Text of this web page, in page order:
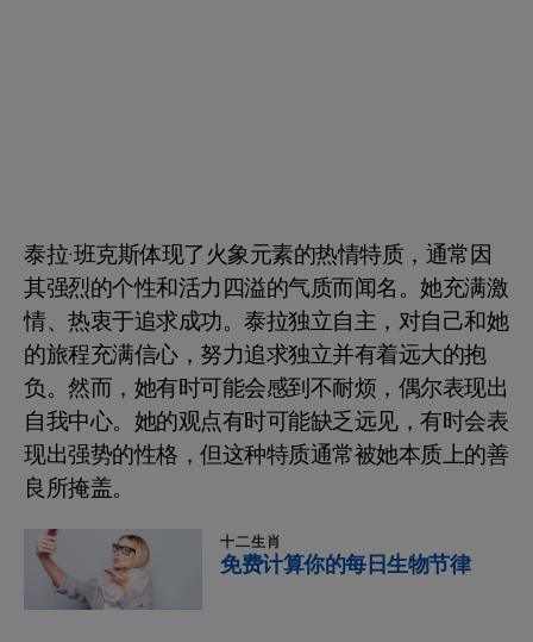
泰拉·班克斯体现了火象元素的热情特质，通常因
其强烈的个性和活力四溢的气质而闻名。她充满激
情、热衷于追求成功。泰拉独立自主，对自己和她
的旅程充满信心，努力追求独立并有着远大的抱
负。然而，她有时可能会感到不耐烦，偶尔表现出
自我中心。她的观点有时可能缺乏远见，有时会表
现出强势的性格，但这种特质通常被她本质上的善
良所掩盖。
十二生肖
免费计算你的每日生物节律